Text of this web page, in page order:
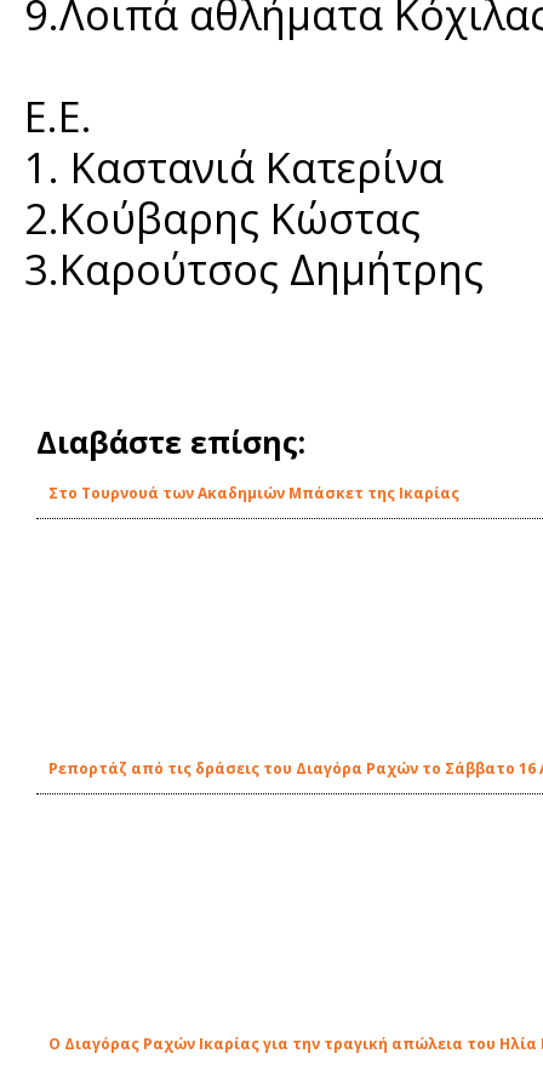
9.Λοιπά αθλήματα
Ε.Ε.
1. Καστανιά Κατερίνα
2.Κούβαρης Κώστας
3.Καρούτσος Δημήτρης
Διαβάστε επίσης:
Στο Τουρνουά των Ακαδημιών Μπάσκετ της Ικαρίας
Ρεπορτάζ από τις δράσεις του Διαγόρα Ραχών το Σάββατο 16
O Διαγόρας Ραχών Ικαρίας για την τραγική απώλεια του